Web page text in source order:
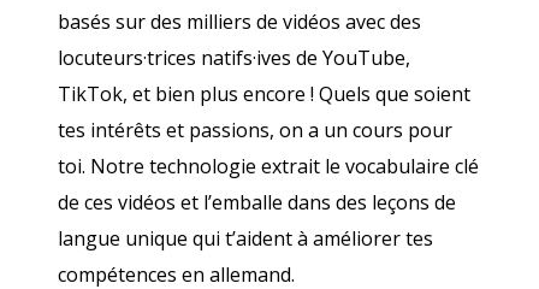
basés sur des milliers de vidéos avec des
locuteurs·trices natifs·ives de YouTube,
TikTok, et bien plus encore ! Quels que soient
tes intérêts et passions, on a un cours pour
toi. Notre technologie extrait le vocabulaire clé
de ces vidéos et l’emballe dans des leçons de
langue unique qui t’aident à améliorer tes
compétences en allemand.